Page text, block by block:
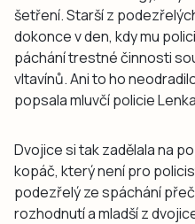
šetření. Starší z
dokonce v den, kdy mu
páchání trestné činnosti
vltavínů. Ani to ho
popsala mluvčí policie
Dvojice si tak zadělala na
kopáč, který není pro
podezřelý ze spáchání
rozhodnutí a mladší z